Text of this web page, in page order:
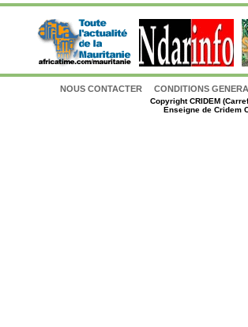
NOUS CONTACTER CONDITIONS
CopyrightCRIDEM
Enseigne de Cridem